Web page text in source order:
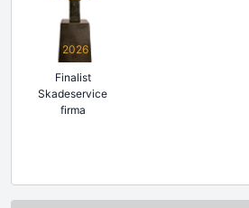
2026
Finalist
Skadeservice
firma